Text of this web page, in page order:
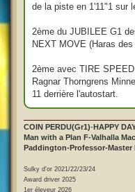
de la piste en 1'11"1 sur
2ème du JUBILEE G1
NEXT MOVE (Haras
2ème avec TIRE
Ragnar Thorngrens
11 derrière l'autostart.
COIN PERDU(Gr1)-HAPPY
Man with a Plan F-Valhalla
Paddington-Professor-Master
Sulky d'or 2021/22/23/24
Award driver 2025
1er éleveur 2026